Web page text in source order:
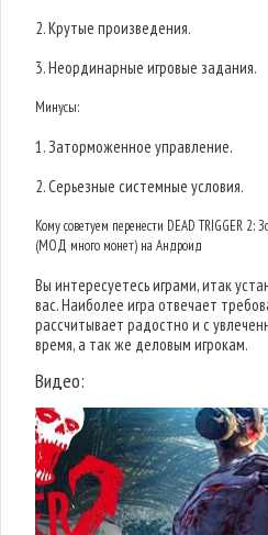
2. Крутые произведения.
3. Неординарные игровые задания.
Минусы:
1. Заторможенное управление.
2. Серьезные системные условия.
Кому советуем перенести DEAD TRIGGER
(МОД много монет) на Андроид
Вы интересуетесь играми, итак
вас. Наиболее игра отвечает
рассчитывает радостно и с
время, а так же деловым игрокам.
Видео: